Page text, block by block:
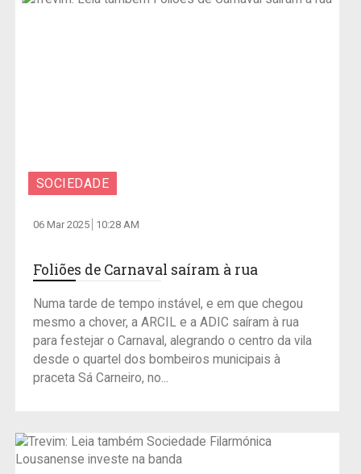
SOCIEDADE
06 Mar 2025 10:28 AM
Foliões de Carnaval saíram à rua
Numa tarde de tempo instável, e em que chegou
mesmo a chover, a ARCIL e a ADIC saíram à rua
para festejar o Carnaval, alegrando o centro da vila
desde o quartel dos bombeiros municipais à
praceta Sá Carneiro, no...